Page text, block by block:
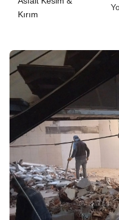
Kırım